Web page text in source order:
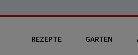
REZEPTE GARTEN